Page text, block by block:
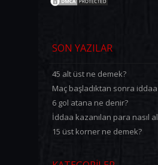
SON YAZILAR
45 alt üst ne demek?
Maç başladıktan sonra iddaa
6 gol atana ne denir?
İddaa kazanılan para nasıl
15 üst korner ne demek?